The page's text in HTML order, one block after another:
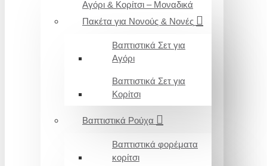
Αγόρι & Κορίτσι – Μοναδικά
Πακέτα για Νονούς & Νονές
Βαπτιστικά Σετ για
Αγόρι
Βαπτιστικά Σετ για
Κορίτσι
Βαπτιστικά Ρούχα
Βαπτιστικά φορέματα
κορίτσι